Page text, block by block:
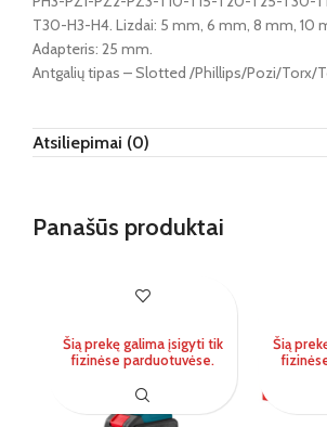
T30-H3-H4. Lizdai: 5 mm, 6 mm, 8 mm, 10
Adapteris: 25 mm.
Antgalių tipas – Slotted /Phillips/Pozi/Torx/
Atsiliepimai (0)
Panašūs produktai
Šią prekę galima įsigyti tik
fizinėse parduotuvėse.
Šią